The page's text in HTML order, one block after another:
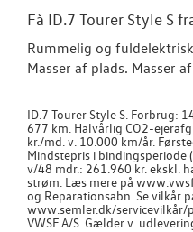
Få ID.7 Tourer Style S
Rummelig og
Masser af plads. Masser
ID.7 Tourer Style S. Forbrug:
677 km. Halvårlig CO2-
kr./md. v. 10.000 km/år.
Mindstepris i
v/48 mdr.: 261.960 kr. ekskl.
strøm. Læs mere på
og Reparationsabn. Se vilkår
www.semler.dk/servicevilkår/
VWSF A/S. Gælder v.